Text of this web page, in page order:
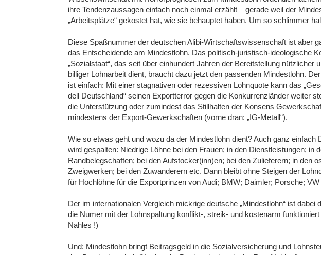
ihre Tendenzaussagen einfach noch einmal erzählt – gerade weil der
„Arbeitsplätze“ gekostet hat, wie sie behauptet haben. Um so schlimmer
Diese Spaßnummer der deutschen Alibi-Wirtschaftswissenschaft ist aber
das Entscheidende am Mindestlohn. Das politisch-juristisch-ideologische
„Sozialstaat“, das seit über einhundert Jahren der Bereitstellung nützlicher
billiger Lohnarbeit dient, braucht dazu jetzt den passenden Mindestlohn.
ist einfach: Mit einer stagnativen oder rezessiven Lohnquote kann das
dell Deutschland“ seinen Exportterror gegen die Konkurrenzländer weiter
die Unterstützung oder zumindest das Stillhalten der Konsens
mindestens der Export-Gewerkschaften (vorne dran: „IG-Metall“).
Wie so etwas geht und wozu da der Mindestlohn dient? Auch ganz einfach
wird gespalten: Niedrige Löhne bei den Frauen; in den Dienstleistungen; in
Randbelegschaften; bei den Aufstocker(inn)en; bei den Zulieferern; in den
Zweigwerken; bei den Zuwanderern etc. Dann bleibt ohne Steigen der
für Hochlöhne für die Exportprinzen von Audi; BMW; Daimler; Porsche; VW
Der im internationalen Vergleich mickrige deutsche „Mindestlohn“ ist dabei
die Numer mit der Lohnspaltung konflikt-, streik- und kostenarm
Nahles !)
Und: Mindestlohn bringt Beitragsgeld in die Sozialversicherung und